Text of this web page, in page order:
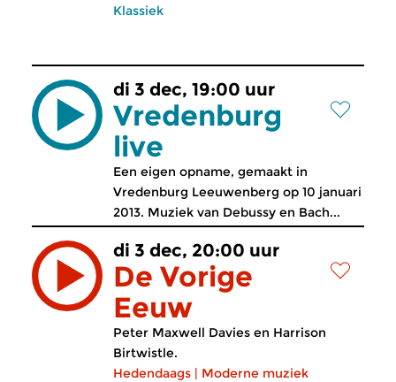
Klassiek
di 3 dec, 19:00 uur
Vredenburg
live
Een eigen opname, gemaakt in
Vredenburg Leeuwenberg op 10 januari
2013. Muziek van Debussy en Bach...
di 3 dec, 20:00 uur
De Vorige
Eeuw
Peter Maxwell Davies en Harrison
Birtwistle.
Hedendaags | Moderne muziek